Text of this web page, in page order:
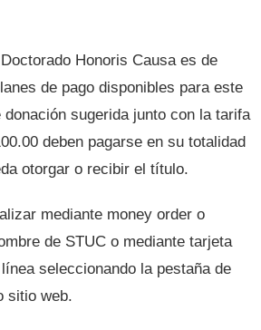
Honoris Causa es de
de pago disponibles para este
sugerida junto con la tarifa
deben pagarse en su totalidad
otorgar o recibir el título.
mediante money order o
de STUC o mediante tarjeta
seleccionando la pestaña de
sitio web.